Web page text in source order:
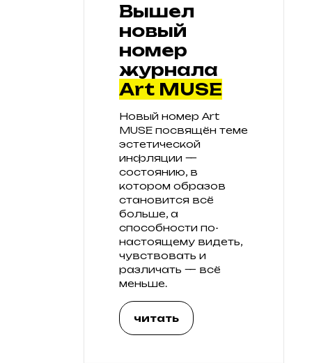
Вышел
новый
номер
журнала
Art MUSE
Новый номер Art
MUSE посвящён теме
эстетической
инфляции —
состоянию, в
котором образов
становится всё
больше, а
способности по-
настоящему видеть,
чувствовать и
различать — всё
меньше.
читать